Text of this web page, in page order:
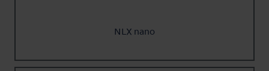
NLX nano